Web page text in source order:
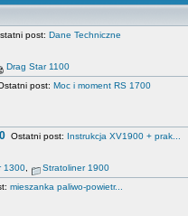
post: Dane Techniczne
Drag Star 1100
post: Moc i moment RS 1700
Ostatni post: Instrukcja XV1900 + prak...
1300 Stratoliner 1900
mieszanka paliwo-powietr...